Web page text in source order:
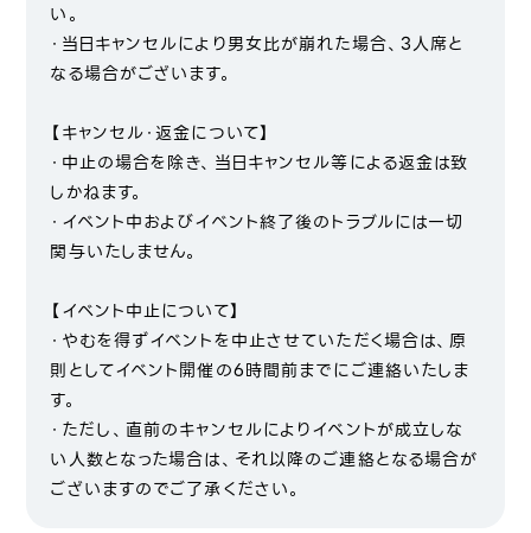
い。
・当日キャンセルにより男女比が崩れた場合、3人席と
なる場合がございます。
【キャンセル・返金について】
・中止の場合を除き、当日キャンセル等による返金は致
しかねます。
・イベント中およびイベント終了後のトラブルには一切
関与いたしません。
【イベント中止について】
・やむを得ずイベントを中止させていただく場合は、原
則としてイベント開催の6時間前までにご連絡いたしま
す。
・ただし、直前のキャンセルによりイベントが成立しな
い人数となった場合は、それ以降のご連絡となる場合が
ございますのでご了承ください。